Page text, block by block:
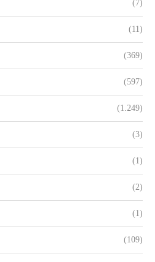
(7)
(11)
(369)
(597)
(1.249)
(3)
(1)
(2)
(1)
(109)